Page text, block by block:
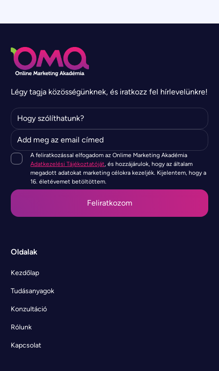
Légy tagja közösségünknek, és iratkozz fel hírlevelünkre!
A feliratkozással elfogadom az Onlime Marketing Akadémia
Adatkezelési Tájékoztatóját, és hozzájárulok, hogy az általam
megadott adatokat marketing célokra kezeljék. Kijelentem, hogy a
16. életévemet betöltöttem.
Oldalak
Kezdőlap
Tudásanyagok
Konzultáció
Rólunk
Kapcsolat